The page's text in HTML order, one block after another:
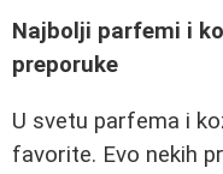
Najbolji parfemi i
preporuke
U svetu parfema i
favorite. Evo nekih